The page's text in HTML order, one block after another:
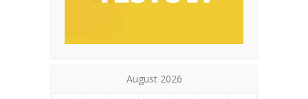
August 2026